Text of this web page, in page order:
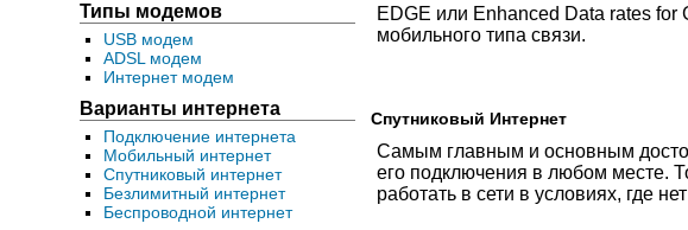
Типы модемов
USB модем
ADSL модем
Интернет модем
Варианты интернета
Подключение интернета
Мобильный интернет
Спутниковый интернет
Безлимитный интернет
Беспроводной интернет
EDGE или Enhanced Data rates for
мобильного типа связи.
Спутниковый Интернет
Самым главным и основным
его подключения в любом месте.
работать в сети в условиях, где